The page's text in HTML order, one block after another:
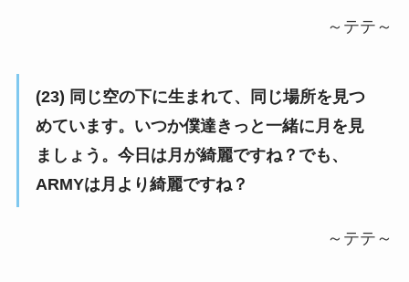
～テテ～
(23) 同じ空の下に生まれて、同じ場所を見つ
めています。いつか僕達きっと一緒に月を見
ましょう。今日は月が綺麗ですね？でも、
ARMYは月より綺麗ですね？
～テテ～